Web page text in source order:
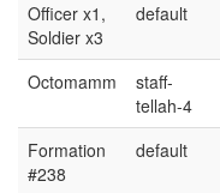
Officer x1,
Soldier x3
default
Octomamm
staff-
tellah-4
Formation
#238
default